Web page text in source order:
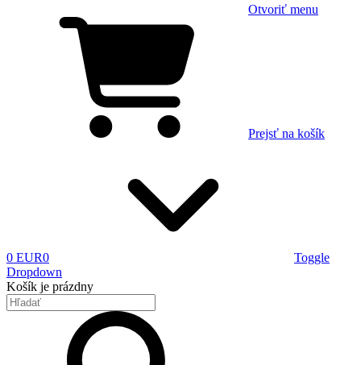
Otvoriť menu
Prejsť na košík
0 EUR0
Toggle
Dropdown
Košík je prázdny